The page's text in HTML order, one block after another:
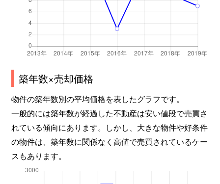
築年数×売却価格
物件の築年数別の平均価格を表したグラフです。
一般的には築年数が経過した不動産は安い値段で売買さ
れている傾向にあります。しかし、大きな物件や好条件
の物件は、築年数に関係なく高値で売買されているケー
スもあります。